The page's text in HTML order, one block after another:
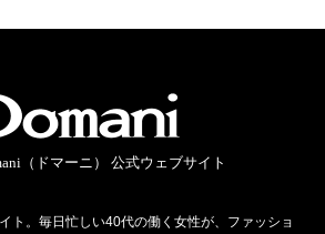
（ドマーニ） 公式ウェブサイト
ト。毎日忙しい40代の働く女性が、ファッショ